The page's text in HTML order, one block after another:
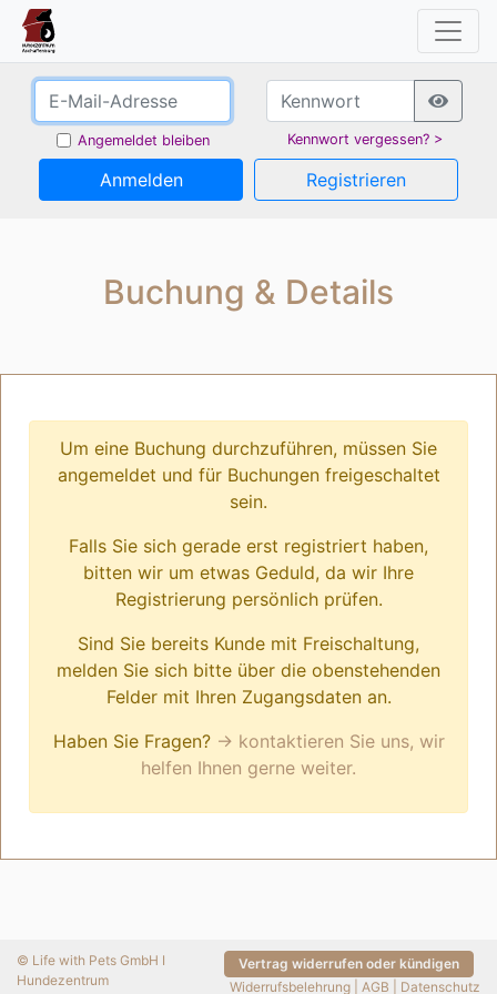
Angemeldet bleiben Kennwort vergessen? >
Anmelden Registrieren
Buchung & Details
Um eine Buchung durchzuführen, müssen Sie
angemeldet und für Buchungen freigeschaltet
sein.
Falls Sie sich gerade erst registriert haben,
bitten wir um etwas Geduld, da wir Ihre
Registrierung persönlich prüfen.
Sind Sie bereits Kunde mit Freischaltung,
melden Sie sich bitte über die obenstehenden
Felder mit Ihren Zugangsdaten an.
Haben Sie Fragen? → kontaktieren Sie uns, wir
helfen Ihnen gerne weiter.
© Life with Pets GmbH I
Hundezentrum
Vertrag widerrufen oder kündigen
Widerrufsbelehrung
AGB Datenschutz